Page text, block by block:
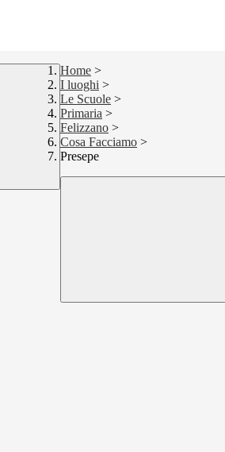
Home >
I luoghi >
Le Scuole >
Primaria >
Felizzano >
Cosa Facciamo >
Presepe